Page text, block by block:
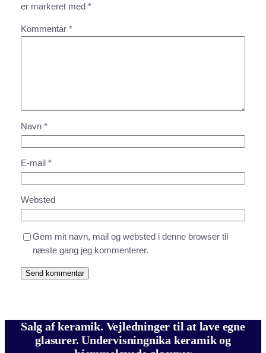
er markeret med *
Kommentar *
Navn *
E-mail *
Websted
Gem mit navn, mail og websted i denne browser til
næste gang jeg kommenterer.
Salg af keramik. Vejledninger til at lave egne
glasurer. Undervisningnika keramik og